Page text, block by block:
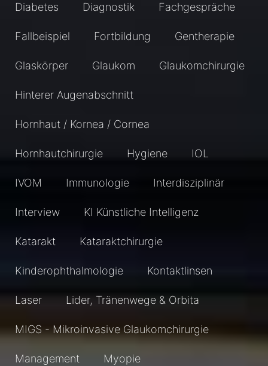
Diabetes Diagnostik Fachgespräche
Fallbeispiel Fortbildung Gentherapie
Glaskörper Glaukom Glaukomchirurgie
Hinterer Augenabschnitt
Hornhaut / Kornea / Cornea
Hornhautchirurgie Hygiene IOL
IVOM Immunologie Interdisziplinär
Interview KI Künstliche Intelligenz
Katarakt Kataraktchirurgie
Kinderophthalmologie Kontaktlinsen
Laser Lider, Tränenwege & Orbita
MIGS - Mikroinvasive Glaukomchirurgie
Management Myopie